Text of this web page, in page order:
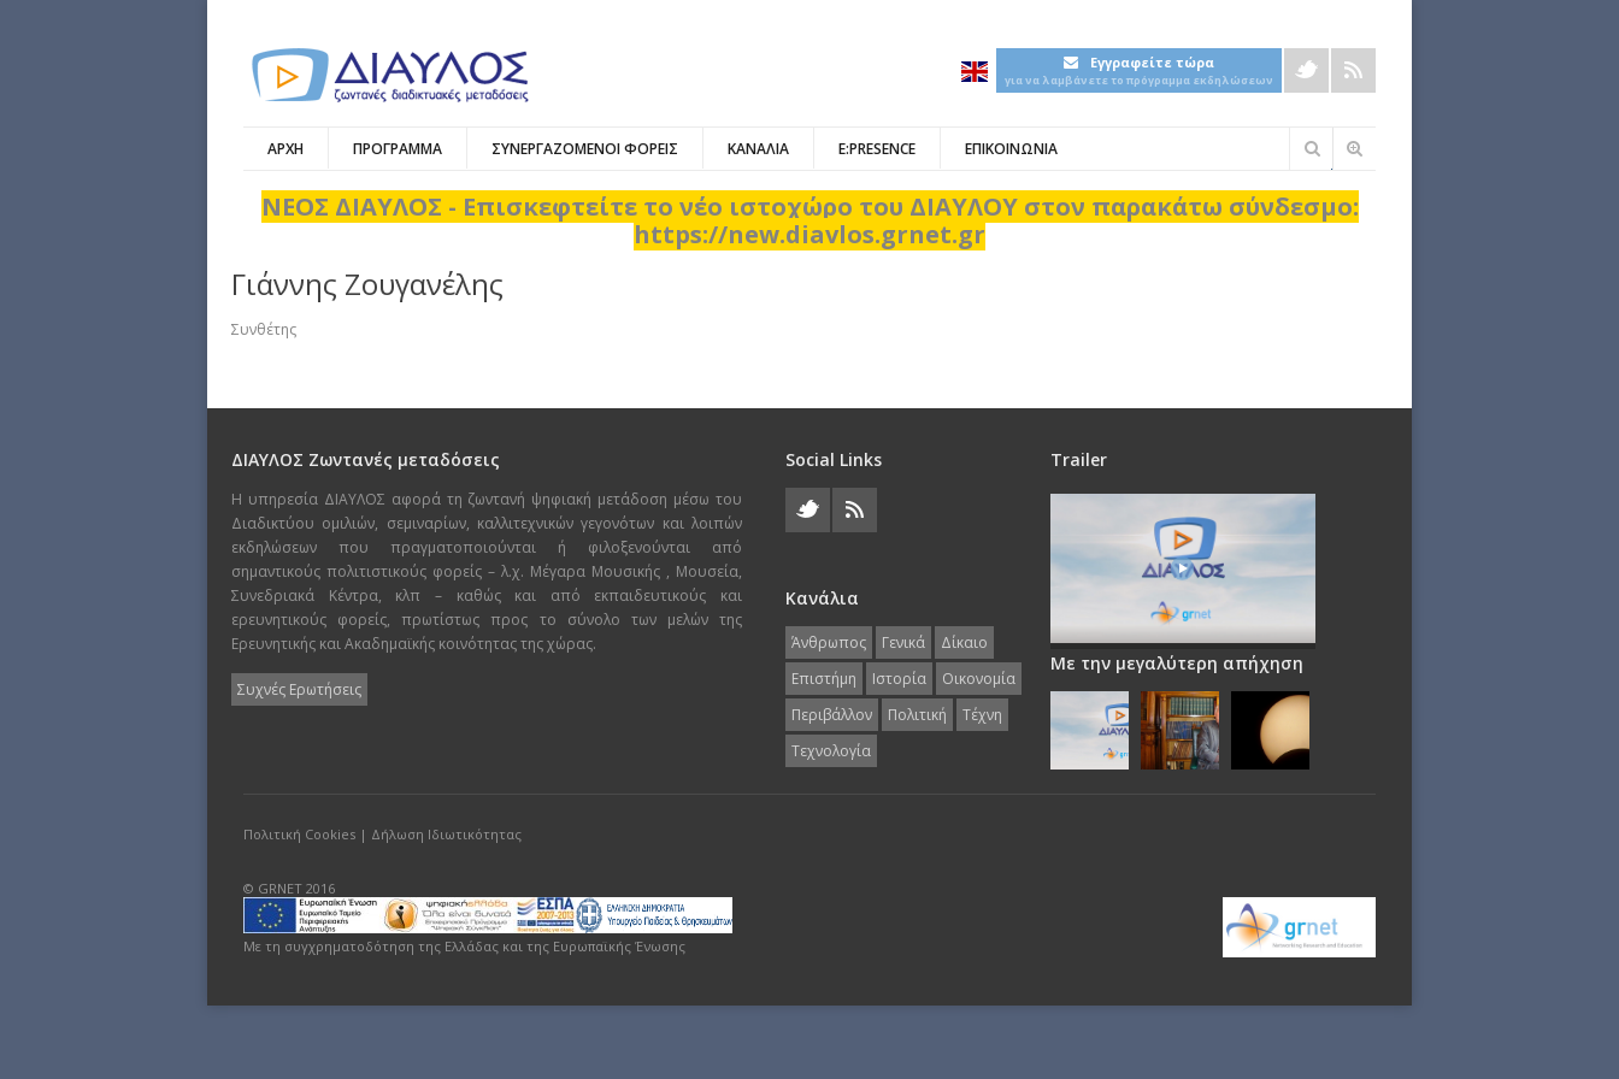
Εγγραφείτε τώρα
για να λαμβάνετε το πρόγραμμα εκδηλώσεων
ΑΡΧΗ ΠΡΟΓΡΑΜΜΑ ΣΥΝΕΡΓΑΖΟΜΕΝΟΙ ΦΟΡΕΙΣ ΚΑΝΑΛΙΑ E:PRESENCE ΕΠΙΚΟΙΝΩΝΙΑ
Φόρμα
αναζήτησης
ΝΕΟΣ ΔΙΑΥΛΟΣ - Επισκεφτείτε το νέο ιστοχώρο του ΔΙΑΥΛΟΥ στον παρακάτω σύνδεσμο:
https://new.diavlos.grnet.gr
Γιάννης Ζουγανέλης
Συνθέτης
ΔΙΑΥΛΟΣ Ζωντανές μεταδόσεις
Η υπηρεσία ΔΙΑΥΛΟΣ αφορά τη ζωντανή ψηφιακή μετάδοση μέσω του
Διαδικτύου ομιλιών, σεμιναρίων, καλλιτεχνικών γεγονότων και λοιπών
εκδηλώσεων που πραγματοποιούνται ή φιλοξενούνται από
σημαντικούς πολιτιστικούς φορείς – λ.χ. Μέγαρα Μουσικής , Μουσεία,
Συνεδριακά Κέντρα, κλπ – καθώς και από εκπαιδευτικούς και
ερευνητικούς φορείς, πρωτίστως προς το σύνολο των μελών της
Ερευνητικής και Ακαδημαϊκής κοινότητας της χώρας.
Συχνές Ερωτήσεις
Social Links
Κανάλια
Άνθρωπος Γενικά
Δίκαιο
Επιστήμη
Ιστορία
Οικονομία
Περιβάλλον
Πολιτική
Τέχνη
Τεχνολογία
Trailer
Με την μεγαλύτερη απήχηση
Πολιτική Cookies | Δήλωση Ιδιωτικότητας
© GRNET 2016
Με τη συγχρηματοδότηση της Ελλάδας και της Ευρωπαϊκής Ένωσης